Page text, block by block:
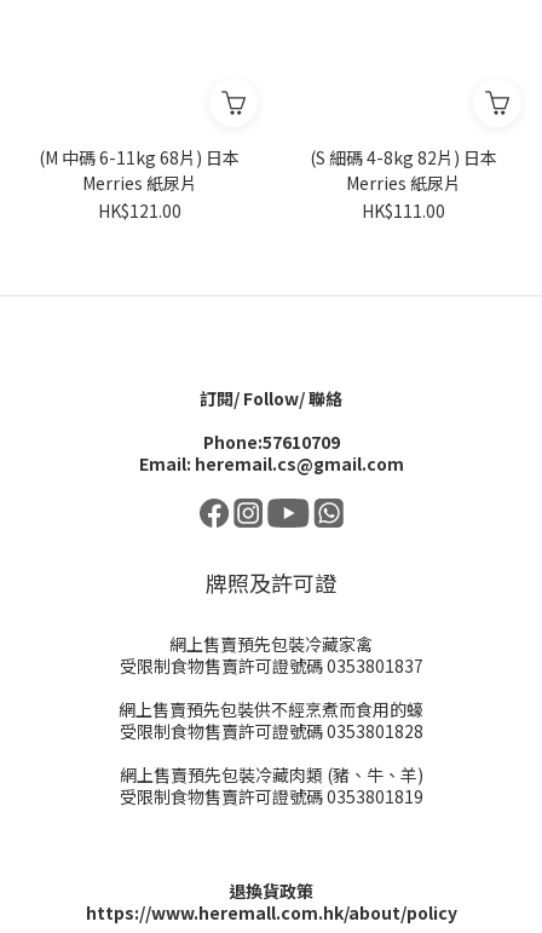
(M 中碼 6-11kg 68片) 日本
Merries 紙尿片
HK$121.00
(S 細碼 4-8kg 82片) 日本
Merries 紙尿片
HK$111.00
訂閱/ Follow/ 聯絡
Phone:57610709
Email: heremail.cs@gmail.com
牌照及許可證
網上售賣預先包裝冷藏家禽
受限制食物售賣許可證號碼 0353801837
網上售賣預先包裝供不經烹煮而食用的蠔
受限制食物售賣許可證號碼 0353801828
網上售賣預先包裝冷藏肉類 (豬、牛、羊)
受限制食物售賣許可證號碼 0353801819
退換貨政策
https://www.heremall.com.hk/about/policy